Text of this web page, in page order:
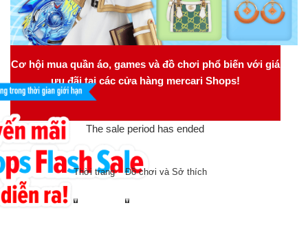
Cơ hội mua quần áo, games và đồ chơi phổ biến với giá
ưu đãi tại các cửa hàng mercari Shops!
The sale period has ended
Thời trang Đồ chơi và Sở thích